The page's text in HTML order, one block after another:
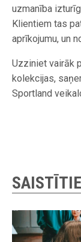
uzmanība
Klientiem tas
aprīkojumu, un
Uzziniet vairāk
kolekcijas,
Sportland